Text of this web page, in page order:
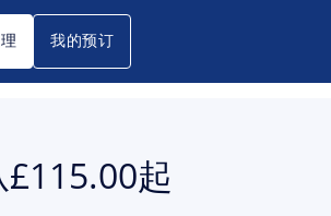
我的预订
起